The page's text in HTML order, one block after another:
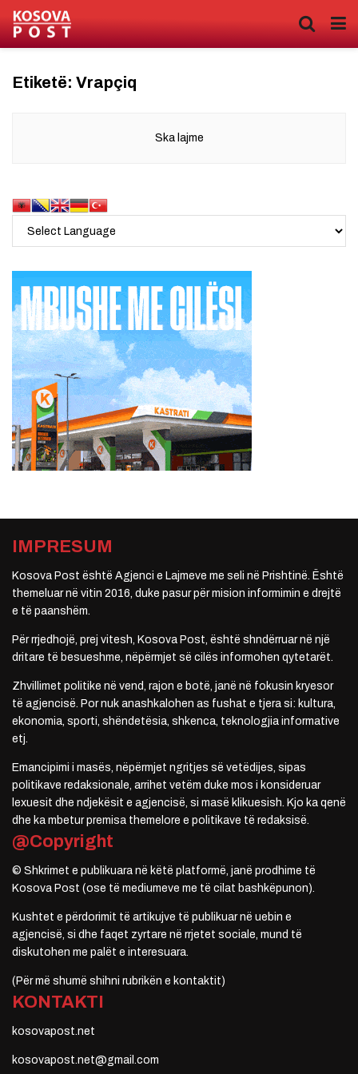
Etiketë: Vrapçiq
Ska lajme
IMPRESUM
Kosova Post është Agjenci e Lajmeve me seli në Prishtinë. Është
themeluar në vitin 2016, duke pasur për mision informimin e drejtë
e të paanshëm.
Për rrjedhojë, prej vitesh, Kosova Post, është shndërruar në një
dritare të besueshme, nëpërmjet së cilës informohen qytetarët.
Zhvillimet politike në vend, rajon e botë, janë në fokusin kryesor
të agjencisë. Por nuk anashkalohen as fushat e tjera si: kultura,
ekonomia, sporti, shëndetësia, shkenca, teknologjia informative
etj.
Emancipimi i masës, nëpërmjet ngritjes së vetëdijes, sipas
politikave redaksionale, arrihet vetëm duke mos i konsideruar
lexuesit dhe ndjekësit e agjencisë, si masë klikuesish. Kjo ka qenë
dhe ka mbetur premisa themelore e politikave të redaksisë.
@Copyright
© Shkrimet e publikuara në këtë platformë, janë prodhime të
Kosova Post (ose të mediumeve me të cilat bashkëpunon).
Kushtet e përdorimit të artikujve të publikuar në uebin e
agjencisë, si dhe faqet zyrtare në rrjetet sociale, mund të
diskutohen me palët e interesuara.
(Për më shumë shihni rubrikën e kontaktit)
KONTAKTI
kosovapost.net
kosovapost.net@gmail.com